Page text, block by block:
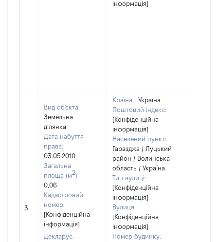
інформація]
3
Вид об'єкта:
Земельна
ділянка
Дата набуття
права:
03.05.2010
Загальна
площа (м2):
0,06
Кадастровий
номер:
[Конфіденційна
інформація]
Декларує:
Країна:
Україна
Поштовий індекс:
[Конфіденційна
інформація]
Населений пункт:
Гаразджа / Луцький
район / Волинська
область / Україна
Тип вулиці:
[Конфіденційна
інформація]
Вулиця:
[Конфіденційна
інформація]
Номер будинку: